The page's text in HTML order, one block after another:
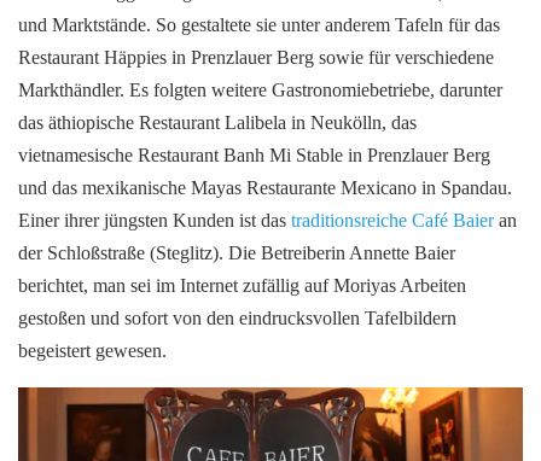
und Marktstände. So gestaltete sie unter anderem Tafeln für das
Restaurant Häppies in Prenzlauer Berg sowie für verschiedene
Markthändler. Es folgten weitere Gastronomiebetriebe, darunter
das äthiopische Restaurant Lalibela in Neukölln, das
vietnamesische Restaurant Banh Mi Stable in Prenzlauer Berg
und das mexikanische Mayas Restaurante Mexicano in Spandau.
Einer ihrer jüngsten Kunden ist das traditionsreiche Café Baieran
der Schloßstraße (Steglitz). Die Betreiberin Annette Baier
berichtet, man sei im Internet zufällig auf Moriyas Arbeiten
gestoßen und sofort von den eindrucksvollen Tafelbildern
begeistert gewesen.